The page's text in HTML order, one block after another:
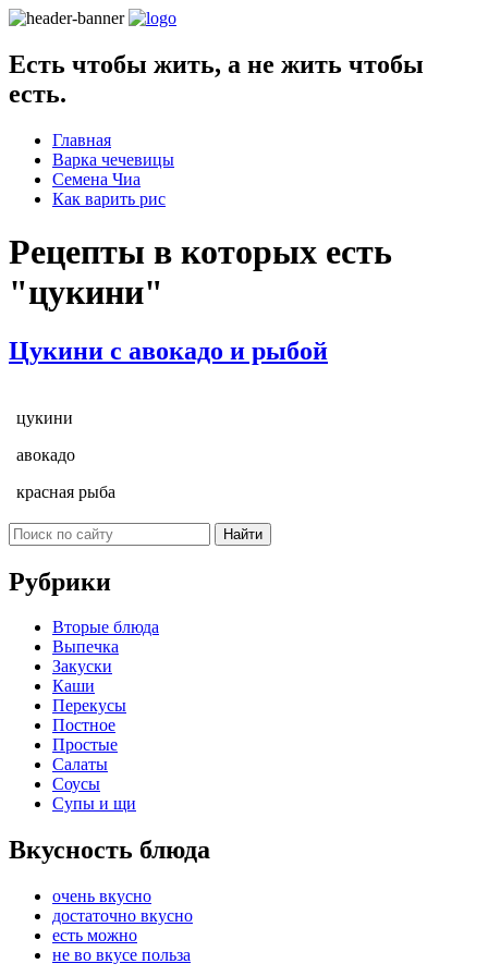
Есть чтобы жить, а не жить чтобы
есть.
Главная
Варка чечевицы
Семена Чиа
Как варить рис
Рецепты в которых есть
"цукини"
Цукини с авокадо и рыбой
цукини
авокадо
красная рыба
Рубрики
Вторые блюда
Выпечка
Закуски
Каши
Перекусы
Постное
Простые
Салаты
Соусы
Супы и щи
Вкусность блюда
очень вкусно
достаточно вкусно
есть можно
не во вкусе польза